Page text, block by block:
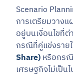
Scenario
การเตรียมวาง
อยู่บนเงื่อนไขที่
กรณีที่คู่แข่งราย
Share)หรือกรณี
เศรษฐกิจไม่เป็น